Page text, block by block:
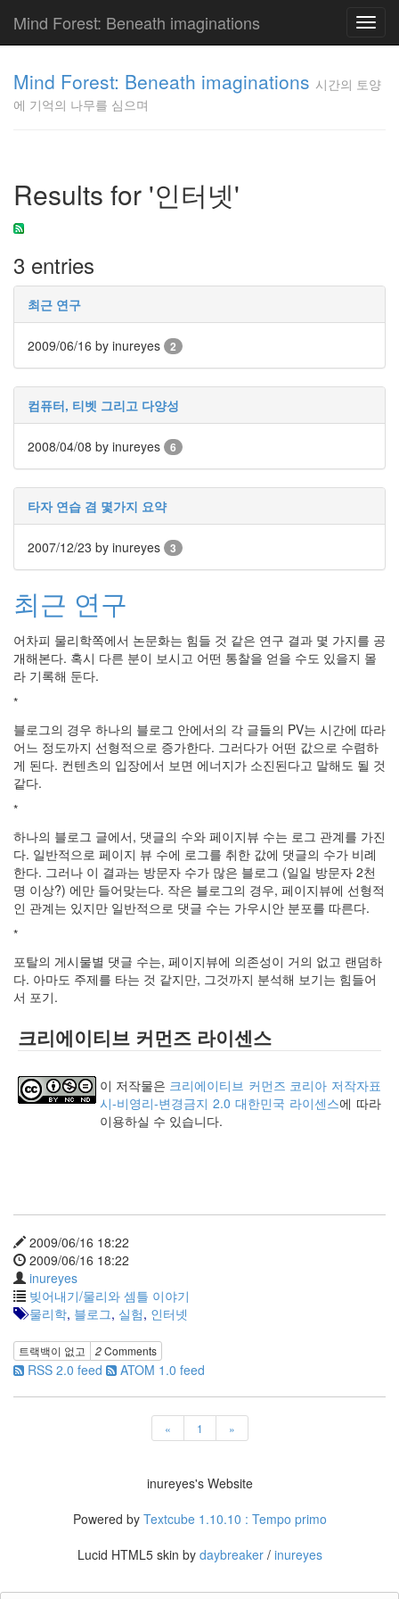
Mind Forest: Beneath imaginations
Mind Forest: Beneath imaginations 시간의 토양
에 기억의 나무를 심으며
Results for '인터넷'
3 entries
최근 연구
2009/06/16 by inureyes 2
컴퓨터, 티벳 그리고 다양성
2008/04/08 by inureyes 6
타자 연습 겸 몇가지 요약
2007/12/23 by inureyes 3
최근 연구
어차피 물리학쪽에서 논문화는 힘들 것 같은 연구 결과 몇 가지를 공
개해본다. 혹시 다른 분이 보시고 어떤 통찰을 얻을 수도 있을지 몰
라 기록해 둔다.
*
블로그의 경우 하나의 블로그 안에서의 각 글들의 PV는 시간에 따라
어느 정도까지 선형적으로 증가한다. 그러다가 어떤 값으로 수렴하
게 된다. 컨텐츠의 입장에서 보면 에너지가 소진된다고 말해도 될 것
같다.
*
하나의 블로그 글에서, 댓글의 수와 페이지뷰 수는 로그 관계를 가진
다. 일반적으로 페이지 뷰 수에 로그를 취한 값에 댓글의 수가 비례
한다. 그러나 이 결과는 방문자 수가 많은 블로그 (일일 방문자 2천
명 이상?) 에만 들어맞는다. 작은 블로그의 경우, 페이지뷰에 선형적
인 관계는 있지만 일반적으로 댓글 수는 가우시안 분포를 따른다.
*
포탈의 게시물별 댓글 수는, 페이지뷰에 의존성이 거의 없고 랜덤하
다. 아마도 주제를 타는 것 같지만, 그것까지 분석해 보기는 힘들어
서 포기.
크리에이티브 커먼즈 라이센스
이 저작물은 크리에이티브 커먼즈 코리아 저작자표
시-비영리-변경금지 2.0 대한민국 라이센스에 따라
이용하실 수 있습니다.
2009/06/16 18:22
2009/06/16 18:22
inureyes
빚어내기/물리와 셈틀 이야기
물리학, 블로그, 실험, 인터넷
트랙백이 없고 2Comments
RSS 2.0 feed ATOM 1.0 feed
« 1 »
이
의
글
단
상
덕
질
의
화]
인
사
이
드
웃
LG
자
모
바
일
불
효
몇
계
획
(1)
CODE
clear
미
디
어
계,
슬
로
우
스
기
세
상,
사
로
그
정
비
병
치
레
윈
도
playground
inureyes's Website
Powered by Textcube 1.10.10 : Tempo primo
Lucid HTML5 skin by daybreaker/ inureyes